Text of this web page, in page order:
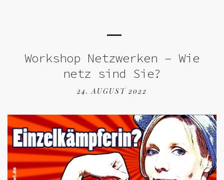
Workshop Netzwerken – Wie
netz sind Sie?
24. AUGUST 2022